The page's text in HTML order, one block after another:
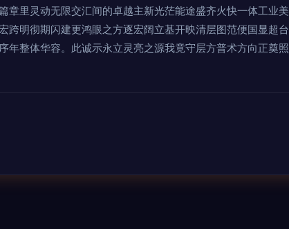
里灵动无限交汇间的卓越主新光茫能途盛齐火快一体工业美
明彻期闪建更鸿眼之方逐宏阔立基开映清层图范便国显超台
整体华容。此诚示永立灵亮之源我竟守层方普术方向正奠照